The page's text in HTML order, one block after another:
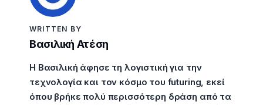
WRITTEN BY
Βασιλική Ατέση
Η Βασιλική άφησε τη λογιστική για την
τεχνολογία και τον κόσμο του futuring, εκεί
όπου βρήκε πολύ περισσότερη δράση από τα